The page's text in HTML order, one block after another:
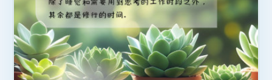
SHARE